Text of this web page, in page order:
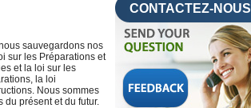
sauvegardons nos
sur les Préparations et
et la loi sur les
la loi
Nous sommes
du présent et du futur.
CONTACTEZ-NOUS